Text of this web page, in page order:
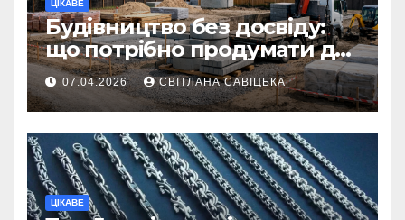
ЦІКАВЕ
Будівництво без досвіду:
що потрібно продумати до
першої доставки на
ділянку
07.04.2026 СВІТЛАНА САВІЦЬКА
ЦІКАВЕ